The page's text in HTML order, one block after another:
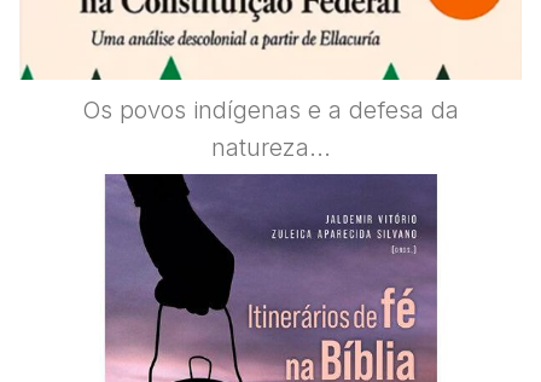
Os povos indígenas e a defesa da
natureza...